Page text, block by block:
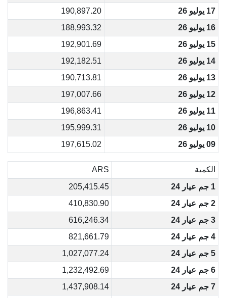
17 يوليو 26
190,897.20
16 يوليو 26
188,993.32
15 يوليو 26
192,901.69
14 يوليو 26
192,182.51
13 يوليو 26
190,713.81
12 يوليو 26
197,007.66
11 يوليو 26
196,863.41
10 يوليو 26
195,999.31
09 يوليو 26
197,615.02
الكمية
ARS
1 جم عيار 24
205,415.45
2 جم عيار 24
410,830.90
3 جم عيار 24
616,246.34
4 جم عيار 24
821,661.79
5 جم عيار 24
1,027,077.24
6 جم عيار 24
1,232,492.69
7 جم عيار 24
1,437,908.14